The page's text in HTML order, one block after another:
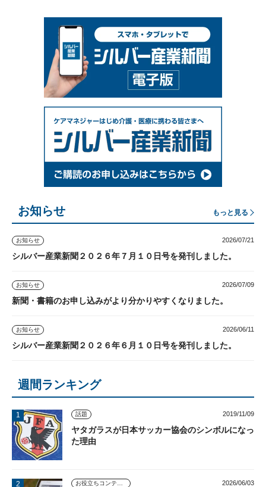
お知らせ もっと見る
お知らせ 2026/07/21
シルバー産業新聞２０２６年７月１０日号を発刊しました。
お知らせ 2026/07/09
新聞・書籍のお申し込みがより分かりやすくなりました。
お知らせ 2026/06/11
シルバー産業新聞２０２６年６月１０日号を発刊しました。
週間ランキング
話題 2019/11/09
ヤタガラスが日本サッカー協会のシンボルになっ
た理由
2026/06/03